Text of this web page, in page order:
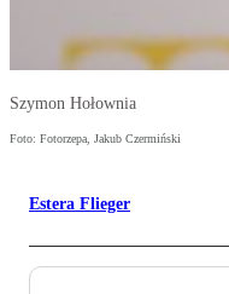
Szymon Hołownia
Foto: Fotorzepa, Jakub Czermiński
Estera Flieger